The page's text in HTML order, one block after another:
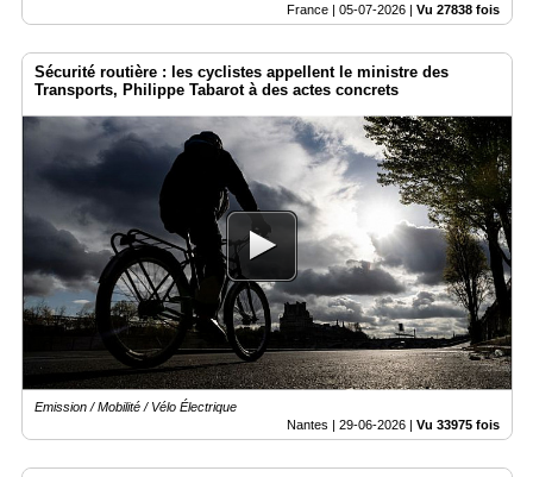
France | 05-07-2026 | Vu 27838 fois
Sécurité routière : les cyclistes appellent le ministre des
Transports, Philippe Tabarot à des actes concrets
Emission / Mobilité / Vélo Électrique
Nantes | 29-06-2026 | Vu 33975 fois